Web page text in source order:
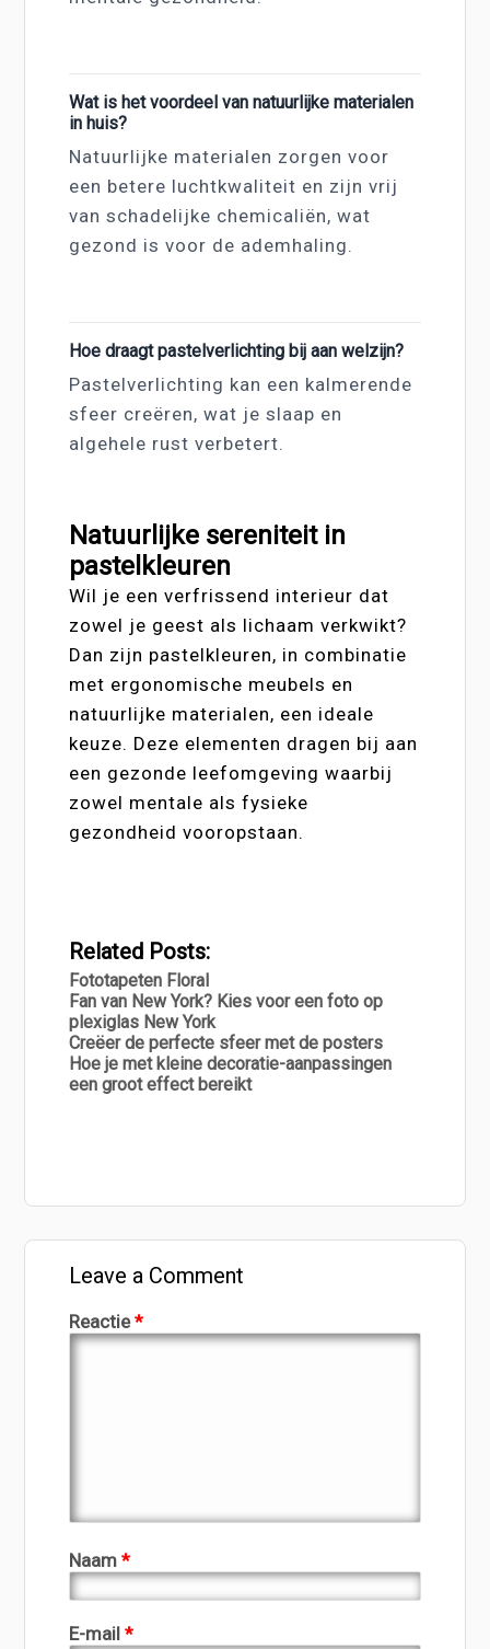
Wat is het voordeel van natuurlijke materialen
in huis?
Natuurlijke materialen zorgen voor
een betere luchtkwaliteit en zijn vrij
van schadelijke chemicaliën, wat
gezond is voor de ademhaling.
Hoe draagt pastelverlichting bij aan welzijn?
Pastelverlichting kan een kalmerende
sfeer creëren, wat je slaap en
algehele rust verbetert.
Natuurlijke sereniteit in
pastelkleuren
Wil je een verfrissend interieur dat
zowel je geest als lichaam verkwikt?
Dan zijn pastelkleuren, in combinatie
met ergonomische meubels en
natuurlijke materialen, een ideale
keuze. Deze elementen dragen bij aan
een gezonde leefomgeving waarbij
zowel mentale als fysieke
gezondheid vooropstaan.
Related Posts:
Fototapeten Floral
Fan van New York? Kies voor een foto op
plexiglas New York
Creëer de perfecte sfeer met de posters
Hoe je met kleine decoratie-aanpassingen
een groot effect bereikt
Leave a Comment
Reactie*
Naam*
E-mail*